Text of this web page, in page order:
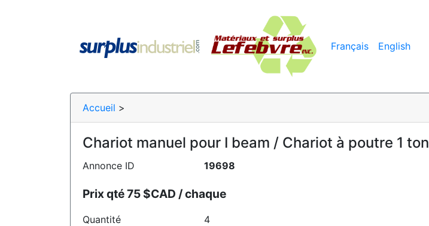
Français English
Accueil >
Chariot manuel pour I beam / Chariot à poutre 1 ton
Annonce ID 19698
Prix qté 75 $CAD / chaque
Quantité 4